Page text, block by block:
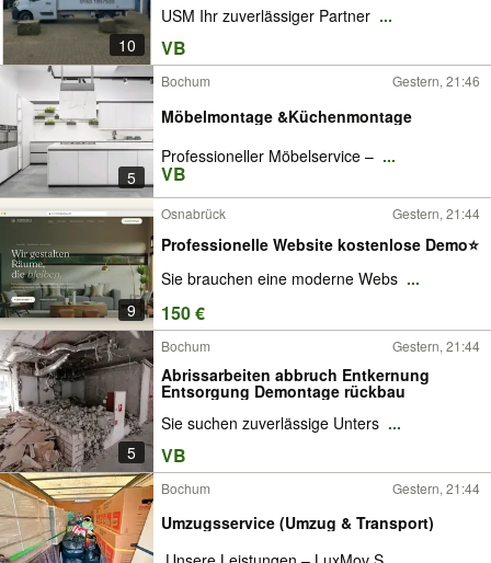
10
USM Ihr zuverlässiger Partner ...
VB
5
Bochum Gestern, 21:46
Möbelmontage &Küchenmontage
Professioneller Möbelservice – ...
VB
9
Osnabrück Gestern, 21:44
Professionelle Website kostenlose Demo⭐
Sie brauchen eine moderne Webs ...
150 €
5
Bochum Gestern, 21:44
Abrissarbeiten abbruch Entkernung
Entsorgung Demontage rückbau
Sie suchen zuverlässige Unters ...
VB
Bochum Gestern, 21:44
Umzugsservice (Umzug & Transport)